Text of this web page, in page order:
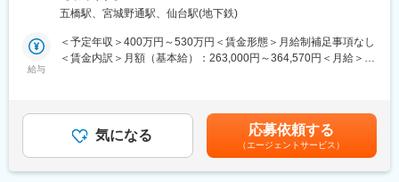
・リモートワーク制度：自宅または会社の指定する就業場所な
■ポジションの魅力：
◎大規模なデータ処理を経験できる
数億レコード規模のデータを扱い、サービス本体、営業、マー
いただきます。当社は一次請け企業として、お客様から直接お話
を伺い、要件定義から開発、運用まで承っており、PLとして仕事
の幅を広げることが可能です。加えて知名度の高いブランドのEコ
マースに携われることや、顧客体験価値の最大化を通し、自らの
・プロジェクトの進捗管理／課題管理
・クライアントや外部ベンダーとの折衝
五橋駅、宮城野通駅、仙台駅(地下鉄)
給与
＜予定年収＞400万円～530万円＜賃金形態＞月給制補足事項なし
＜賃金内訳＞月額（基本給）：263,000円～364,570円＜月給＞
以上のオファーの可能性もございます。賃金はあくまでも目安の
金額であり、選考を通じて上下する可能性があります。月給(月額)
は固定手当を含めた表記です。
気になる 応募依頼する
（エージェントサービス）